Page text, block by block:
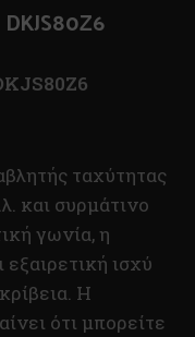
ταχύτητας
και συρμάτινο
γωνία, η
ισχύ
Η
ότι μπορείτε